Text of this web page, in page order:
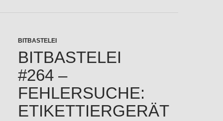
BITBASTELEI
BITBASTELEI
#264 –
FEHLERSUCHE:
ETIKETTIERGERÄT